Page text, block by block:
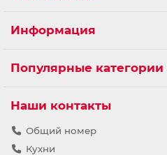
Информация
Популярные категории
Наши контакты
Общий номер
Кухни